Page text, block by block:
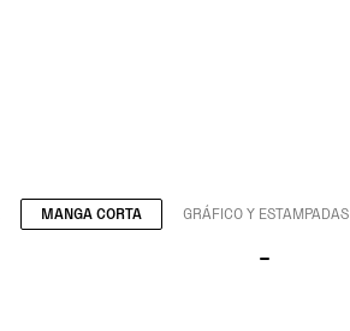
MANGA CORTA GRÁFICO Y ESTAMPADAS